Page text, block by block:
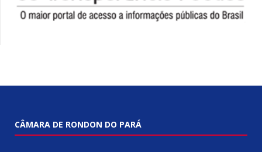
CÂMARA DE RONDON DO PARÁ